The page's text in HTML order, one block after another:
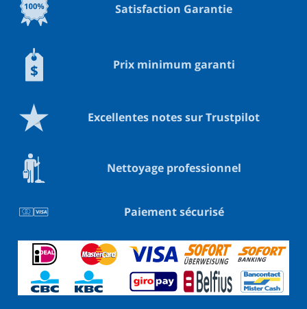
Satisfaction Garantie
Prix minimum garanti
Excellentes notes sur Trustpilot
Nettoyage professionnel
Paiement sécurisé